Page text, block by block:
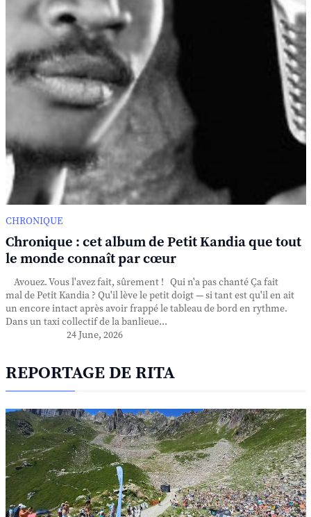
CHRONIQUE
Chronique : cet album de Petit Kandia que tout
le monde connaît par cœur
Avouez. Vous l'avez fait, sûrement ! Qui n'a pas chanté Ça fait
mal de Petit Kandia ? Qu'il lève le petit doigt — si tant est qu'il en ait
un encore intact après avoir frappé le tableau de bord en rythme.
Dans un taxi collectif de la banlieue...
24 June, 2026
REPORTAGE DE RITA